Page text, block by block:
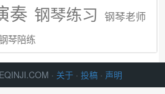
奏 钢琴练习 钢琴老师
琴陪练
· 关于 · 投稿 · 声明